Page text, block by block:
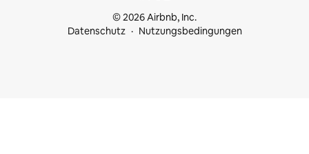
© 2026 Airbnb, Inc.
Datenschutz
Nutzungsbedingungen